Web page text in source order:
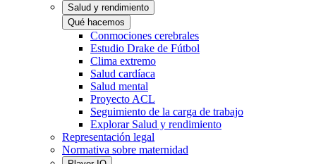
Salud y rendimiento
Qué hacemos
Conmociones cerebrales
Estudio Drake de Fútbol
Clima extremo
Salud cardíaca
Salud mental
Proyecto ACL
Seguimiento de la carga de trabajo
Explorar Salud y rendimiento
Representación legal
Normativa sobre maternidad